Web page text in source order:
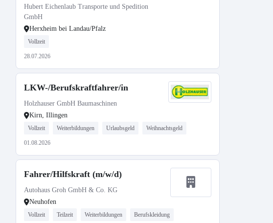
Hubert Eichenlaub Transporte und Spedition
GmbH
Herxheim bei Landau/Pfalz
Vollzeit
28.07.2026
LKW-/Berufskraftfahrer/in
Holzhauser GmbH Baumaschinen
Kirn, Illingen
Vollzeit Weiterbildungen Urlaubsgeld Weihnachtsgeld
01.08.2026
Fahrer/Hilfskraft (m/w/d)
Autohaus Groh GmbH & Co. KG
Neuhofen
Vollzeit Teilzeit Weiterbildungen Berufskleidung